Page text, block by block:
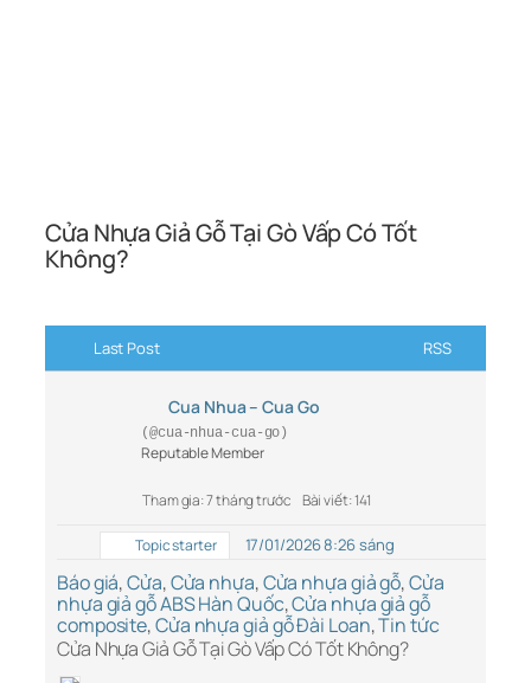
Cửa Nhựa Giả Gỗ Tại Gò Vấp Có Tốt
Không?
Last Post RSS
Cua Nhua – Cua Go
(@cua-nhua-cua-go)
Reputable Member
Tham gia: 7 tháng trước Bài viết: 141
Topic starter 17/01/2026 8:26 sáng
Báo giá,Cửa,Cửa nhựa,Cửa nhựa giả gỗ,Cửa
nhựa giả gỗ ABS Hàn Quốc,Cửa nhựa giả gỗ
composite,Cửa nhựa giả gỗ Đài Loan,Tin tức
Cửa Nhựa Giả Gỗ Tại Gò Vấp Có Tốt Không?